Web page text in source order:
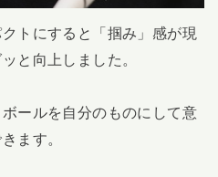
トにすると「掴み」感が現
と向上しました。
ールを自分のものにして意
ます。